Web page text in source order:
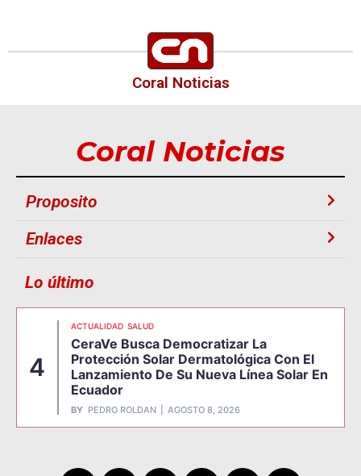
Coral Noticias
Coral Noticias
Proposito
Enlaces
Lo último
4
ACTUALIDAD SALUD
CeraVe Busca Democratizar La
Protección Solar Dermatológica Con El
Lanzamiento De Su Nueva Línea Solar En
Ecuador
BY PEDRO ROLDAN AGOSTO 8, 2026